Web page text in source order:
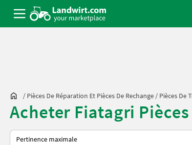
/ Pièces De Réparation Et Pièces De Rechange / Pièces De
Acheter Fiatagri
Voici comment les annonces sont triées sur Landwirt.com